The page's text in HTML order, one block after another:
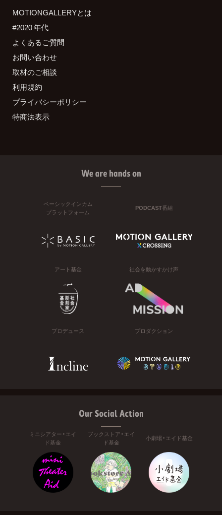
MOTIONGALLERYとは
#2020 年代
よくあるご質問
お問い合わせ
取材のご相談
利用規約
プライバシーポリシー
特商法表示
We are hands on
ベーシックインカム
プラットフォーム
PODCAST番組
アート基金 社会を動かすかけ声
プロデュース プロダクション
Our Social Action
ミニシアター・エイ
ド基金
ブックストア・エイ
ド基金
小劇場・エイド基金